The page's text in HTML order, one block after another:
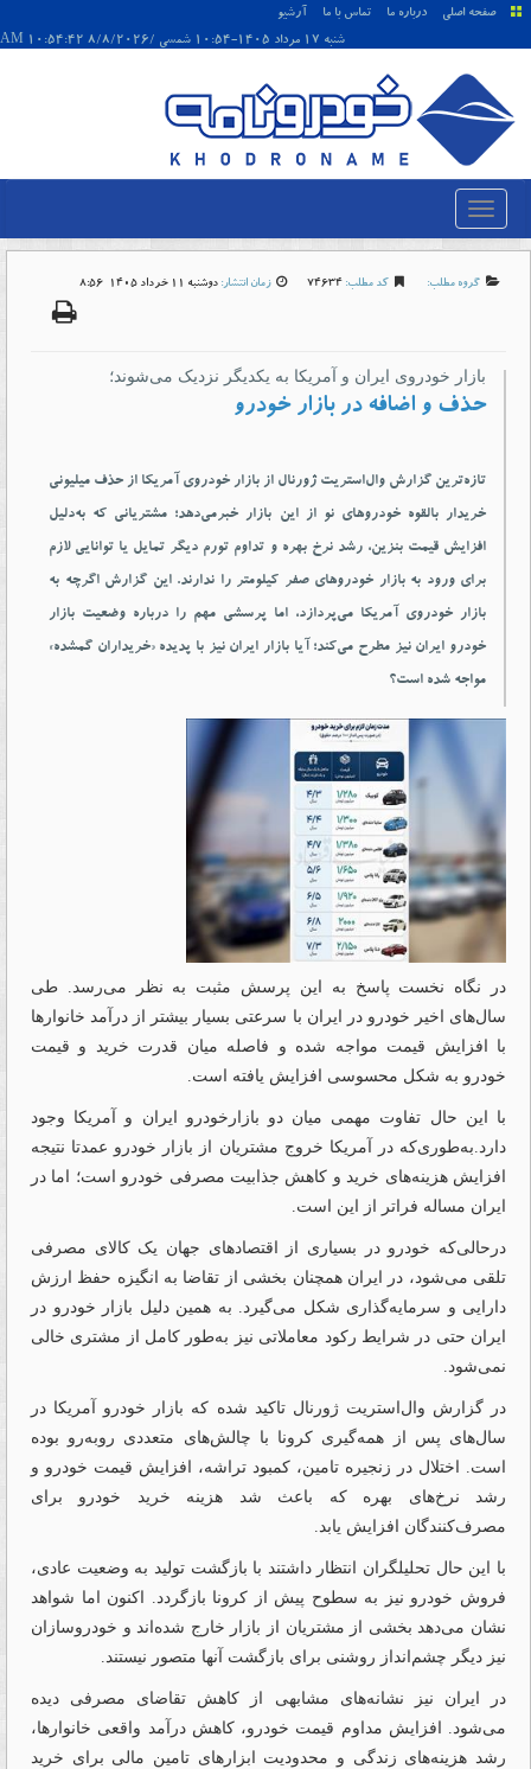
صفحه اصلی درباره ما تماس با ما
آرشیو
شنبه 17 مرداد 1405-10:54 شمسی /8/8/2026 10:54:42 AM
گروه مطلب: کد مطلب: 74634 زمان انتشار: دوشنبه 11 خرداد 1405-8:56
بازار خودروی ایران و آمریکا به یکدیگر نزدیک می‌شوند؛
حذف و اضافه در بازار خودرو
تازه‌ترین گزارش وال‌استریت ژورنال از بازار خودروی آمریکا از حذف میلیونی
خریدار بالقوه خودروهای نو از این بازار خبرمی‌دهد؛ مشتریانی که به‌دلیل
افزایش قیمت بنزین، رشد نرخ بهره و تداوم تورم دیگر تمایل یا توانایی لازم
برای ورود به بازار خودروهای صفر کیلومتر را ندارند. این گزارش اگرچه به
بازار خودروی آمریکا می‌پردازد، اما پرسشی مهم را درباره وضعیت بازار
خودرو ایران نیز مطرح می‌کند؛ آیا بازار ایران نیز با پدیده «خریداران گمشده»
مواجه شده است؟
در نگاه نخست پاسخ به این پرسش مثبت به نظر می‌رسد. طی
سال‌های اخیر خودرو در ایران با سرعتی بسیار بیشتر از درآمد خانوارها
با افزایش قیمت مواجه شده و فاصله میان قدرت خرید و قیمت
خودرو به شکل محسوسی افزایش یافته است.
با این حال تفاوت مهمی میان دو بازارخودرو ایران و آمریکا وجود
دارد.به‌طوری‌که در آمریکا خروج مشتریان از بازار خودرو عمدتا نتیجه
افزایش هزینه‌های خرید و کاهش جذابیت مصرفی خودرو است؛ اما در
ایران مساله فراتر از این است.
درحالی‌که خودرو در بسیاری از اقتصادهای جهان یک کالای مصرفی
تلقی می‌شود، در ایران همچنان بخشی از تقاضا به انگیزه حفظ ارزش
دارایی و سرمایه‌گذاری شکل می‌گیرد. به همین دلیل بازار خودرو در
ایران حتی در شرایط رکود معاملاتی نیز به‌طور کامل از مشتری خالی
نمی‌شود.
در گزارش وال‌استریت ژورنال تاکید شده که بازار خودرو آمریکا در
سال‌های پس از همه‌گیری کرونا با چالش‌های متعددی روبه‌رو بوده
است. اختلال در زنجیره تامین، کمبود تراشه، افزایش قیمت خودرو و
رشد نرخ‌های بهره که باعث شد هزینه خرید خودرو برای
مصرف‌کنندگان افزایش یابد.
با این حال تحلیلگران انتظار داشتند با بازگشت تولید به وضعیت عادی،
فروش خودرو نیز به سطوح پیش از کرونا بازگردد. اکنون اما شواهد
نشان می‌دهد بخشی از مشتریان از بازار خارج شده‌اند و خودروسازان
نیز دیگر چشم‌انداز روشنی برای بازگشت آنها متصور نیستند.
در ایران نیز نشانه‌های مشابهی از کاهش تقاضای مصرفی دیده
می‌شود. افزایش مداوم قیمت خودرو، کاهش درآمد واقعی خانوارها،
رشد هزینه‌های زندگی و محدودیت ابزارهای تامین مالی برای خرید